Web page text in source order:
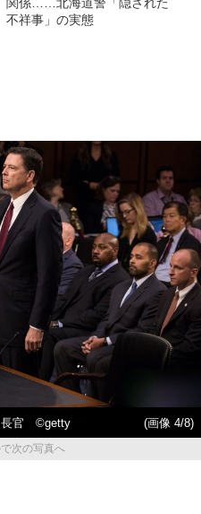
不祥事」の実態
長官 ©getty
(画像 4/8)
次の写真へ